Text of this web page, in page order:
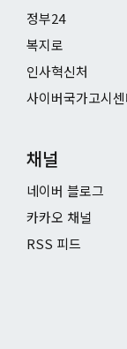
정부24
복지로
인사혁신처
사이버국가고시센
채널
네이버 블로그
카카오 채널
RSS 피드